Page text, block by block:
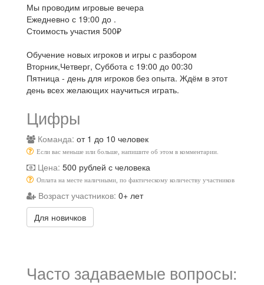
Мы проводим игровые вечера
Ежедневно с 19:00 до .
Стоимость участия 500₽
Обучение новых игроков и игры с разбором
Вторник,Четверг, Суббота с 19:00 до 00:30
Пятница - день для игроков без опыта. Ждём в этот
день всех желающих научиться играть.
Цифры
Команда: от 1 до 10 человек
Если вас меньше или больше, напишите об этом в комментарии.
Цена: 500 рублей с человека
Оплата на месте наличными, по фактическому количеству участников
Возраст участников: 0+ лет
Для новичков
Часто задаваемые вопросы: